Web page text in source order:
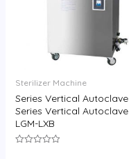
Sterilizer Machine
Series Vertical Autoclave
Series Vertical Autoclave
LGM-LXB